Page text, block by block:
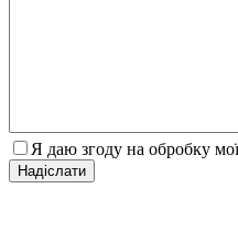
Я даю згоду на обробку